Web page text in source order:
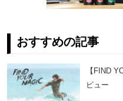
おすすめの記事
【FIND
ビュー